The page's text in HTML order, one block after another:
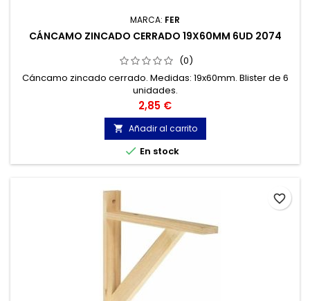
MARCA: FER
CÁNCAMO ZINCADO CERRADO 19X60MM 6UD 2074
(0)
Cáncamo zincado cerrado. Medidas: 19x60mm. Blister de 6
unidades.
Precio
2,85 €
 Añadir al carrito
 En stock
favorite_border